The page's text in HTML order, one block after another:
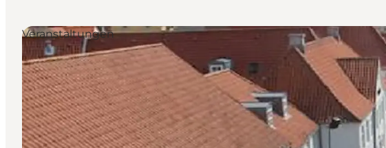
Essen & trinken
Übernachtung
Veranstaltungen